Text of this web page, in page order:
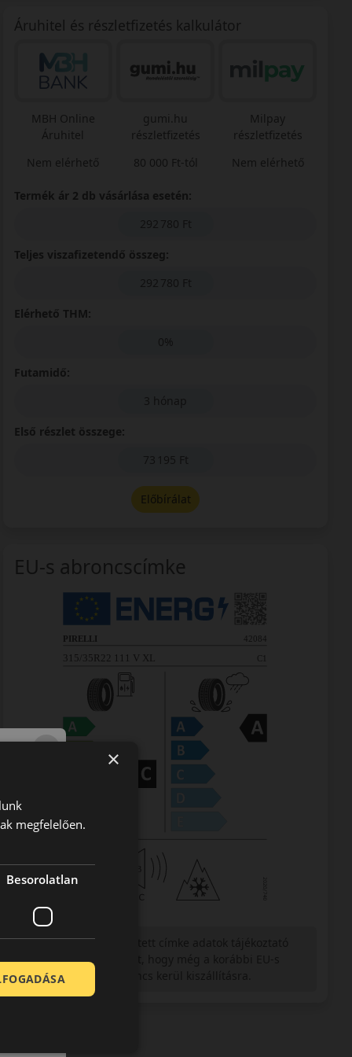
Áruhitel és részletfizetés kalkulátor
MBH Online
Áruhitel
Nem elérhető
gumi.hu
részletfizetés
80 000 Ft-tól
Milpay
részletfizetés
Nem elérhető
Termék ár 2 db vásárlása esetén:
292 780 Ft
Teljes viszafizetendő összeg:
292 780 Ft
Elérhető THM:
0%
Futamidő:
3 hónap
Első részlet összege:
73 195 Ft
Előbírálat
EU-s abroncscímke
Figyelem a feltüntetett címke adatok tájékoztató
jellegűek. Előfordulhat, hogy még a korábbi EU-s
címkével ellátott abroncs kerül kiszállításra.
×
megfelelően.
Besorolatlan